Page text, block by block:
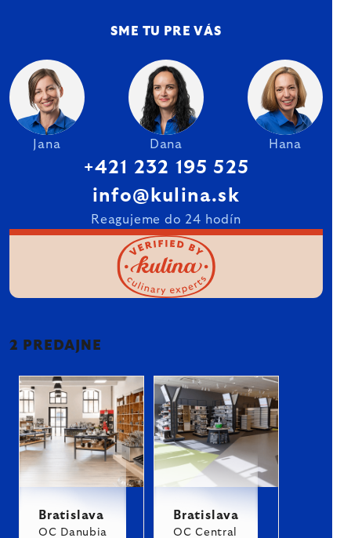
SME TU PRE VÁS
Jana Dana Hana
+421 232 195 525
info@kulina.sk
Reagujeme do 24 hodín
2 PREDAJNE
Bratislava
OC Danubia
Bratislava
OC Central